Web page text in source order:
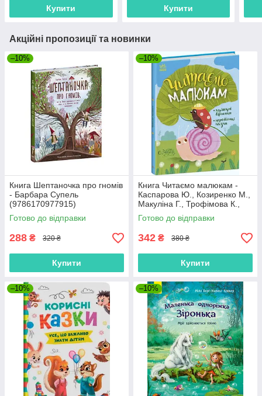
Купити Купити
Акційні пропозиції та новинки
–10%
Книга Шептаночка про гномів
- Барбара Супель
(9786170977915)
Готово до відправки
288 ₴ 320 ₴
Купити
–10%
Книга Читаємо малюкам -
Каспарова Ю., Козиренко М.,
Макуліна Г., Трофімова К.,
Юліта Ран (9786170976888)
Готово до відправки
342 ₴ 380 ₴
Купити
–10% –10%